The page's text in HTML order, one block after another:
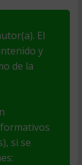
El
y
de la
si se